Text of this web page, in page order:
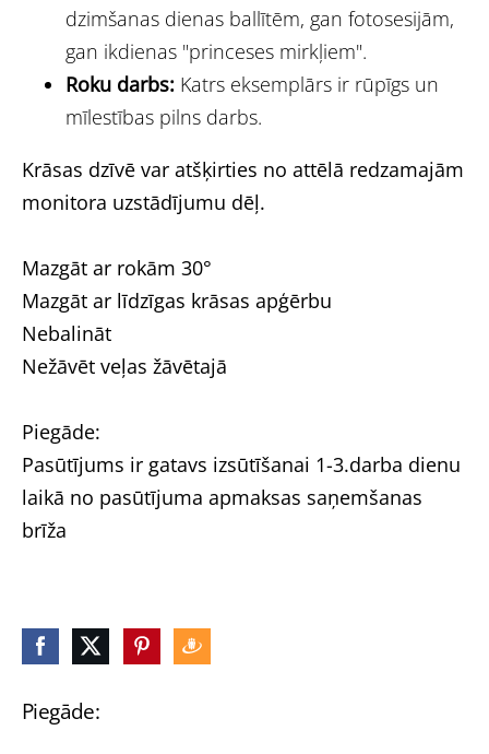
Piegāde:
dzimšanas dienas ballītēm, gan fotosesijām,
gan ikdienas "princeses mirkļiem".
Roku darbs: Katrs eksemplārs ir rūpīgs un
mīlestības pilns darbs.
Krāsas dzīvē var atšķirties no attēlā redzamajām
monitora uzstādījumu dēļ.
Mazgāt ar rokām 30°
Mazgāt ar līdzīgas krāsas apģērbu
Nebalināt
Nežāvēt veļas žāvētajā
Piegāde:
Pasūtījums ir gatavs izsūtīšanai 1-3.darba dienu
laikā no pasūtījuma apmaksas saņemšanas
brīža